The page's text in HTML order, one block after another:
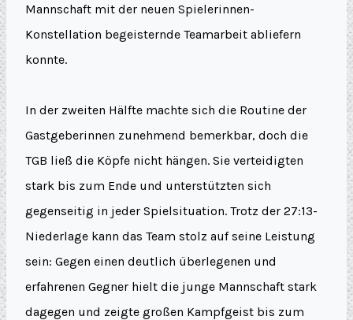
Mannschaft mit der neuen Spielerinnen-
Konstellation begeisternde Teamarbeit abliefern
konnte.
In der zweiten Hälfte machte sich die Routine der
Gastgeberinnen zunehmend bemerkbar, doch die
TGB ließ die Köpfe nicht hängen. Sie verteidigten
stark bis zum Ende und unterstützten sich
gegenseitig in jeder Spielsituation. Trotz der 27:13-
Niederlage kann das Team stolz auf seine Leistung
sein: Gegen einen deutlich überlegenen und
erfahrenen Gegner hielt die junge Mannschaft stark
dagegen und zeigte großen Kampfgeist bis zum